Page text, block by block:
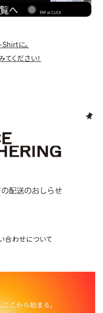
に。
ください！
合わせについて